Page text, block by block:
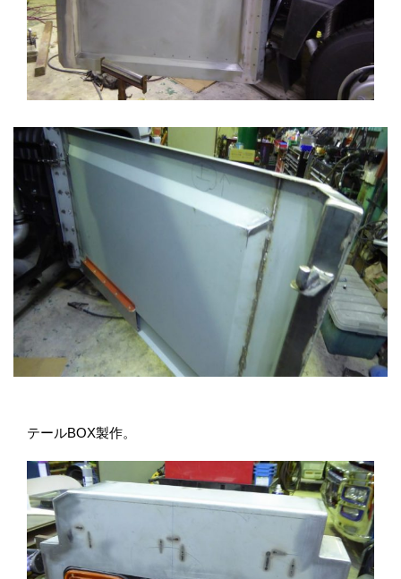
テールBOX製作。